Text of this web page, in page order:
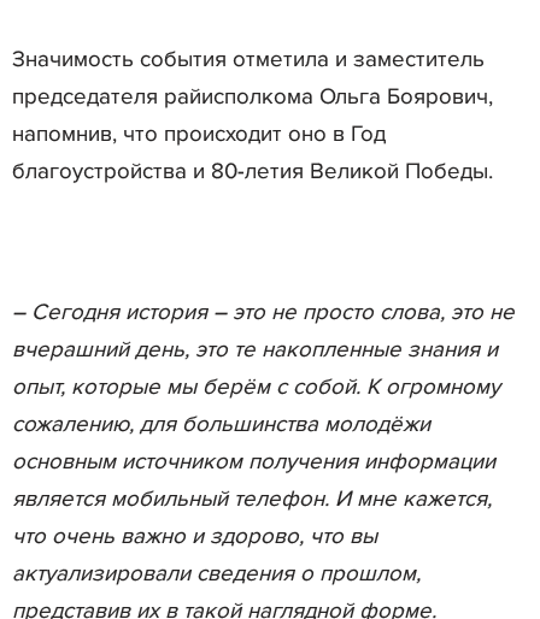
Значимость события отметила и заместитель
председателя райисполкома Ольга Боярович,
напомнив, что происходит оно в Год
благоустройства и 80-летия Великой Победы.
– Сегодня история – это не просто слова, это не
вчерашний день, это те накопленные знания и
опыт, которые мы берём с собой. К огромному
сожалению, для большинства молодёжи
основным источником получения информации
является мобильный телефон. И мне кажется,
что очень важно и здорово, что вы
актуализировали сведения о прошлом,
представив их в такой наглядной форме.